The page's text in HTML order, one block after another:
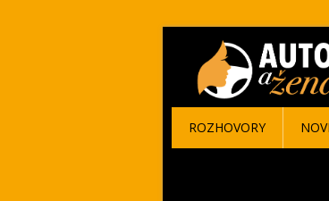
ROZHOVORY